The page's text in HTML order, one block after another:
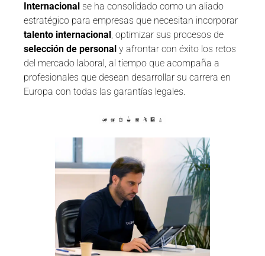
Internacional se ha consolidado como un aliado
estratégico para empresas que necesitan incorporar
talento internacional , optimizar sus procesos de
selección de personal y afrontar con éxito los retos
del mercado laboral, al tiempo que acompaña a
profesionales que desean desarrollar su carrera en
Europa con todas las garantías legales.